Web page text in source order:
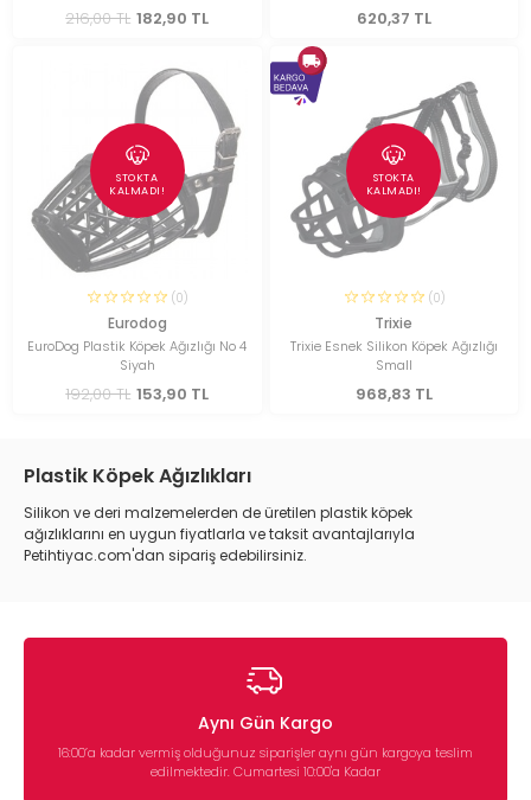
216,00 TL 182,90 TL 620,37 TL
STOKTA
KALMADI!
(0)
Eurodog
EuroDog Plastik Köpek Ağızlığı No 4
Siyah
192,00 TL 153,90 TL
STOKTA
KALMADI!
(0)
Trixie
Trixie Esnek Silikon Köpek Ağızlığı
Small
968,83 TL
Plastik Köpek Ağızlıkları
Silikon ve deri malzemelerden de üretilen plastik köpek
ağızlıklarını en uygun fiyatlarla ve taksit avantajlarıyla
Petihtiyac.com'dan sipariş edebilirsiniz.
Aynı Gün Kargo
16:00’a kadar vermiş olduğunuz siparişler aynı gün kargoya teslim
edilmektedir. Cumartesi 10:00'a Kadar